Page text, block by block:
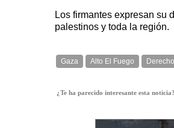
Los firmantes expresan su
palestinos y toda la región.
Gaza Alto El Fuego
¿Te ha parecido interesante esta